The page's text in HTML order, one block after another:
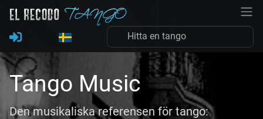
Tango Music
Den musikaliska referensen för tango: